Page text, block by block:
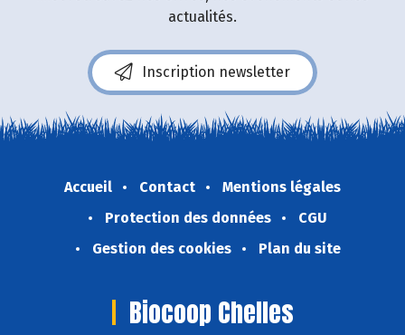
actualités.
Inscription newsletter
Accueil Contact
Mentions légales
Protection des données
CGU
Gestion des cookies
Plan du site
Biocoop Chelles